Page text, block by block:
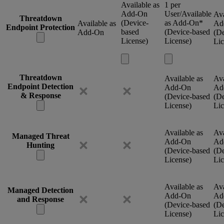
Threatdown
Endpoint Protection Available as
Add-On
Available as
Add-On
(Device-
based
License)
1 per
User/Available
as Add-On*
(Device-based
License)
Threatdown
Endpoint Detection
& Response
Available as
Add-On
(Device-based
License)
Managed Threat
Hunting
Available as
Add-On
(Device-based
License)
Managed Detection
and Response
Available as
Add-On
(Device-based
License)